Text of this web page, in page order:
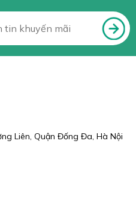
Liên, Quận Đống Đa, Hà Nội